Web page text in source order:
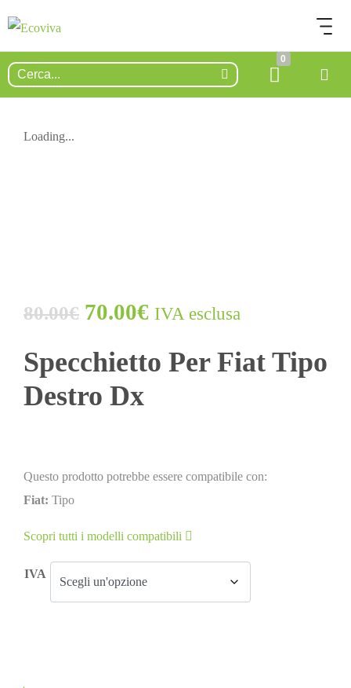
0
Loading...
80.00€ 70.00€ IVA esclusa
Specchietto Per Fiat Tipo
Destro Dx
Questo prodotto potrebbe essere compatibile con:
Fiat: Tipo
Scopri tutti i modelli compatibili
IVA